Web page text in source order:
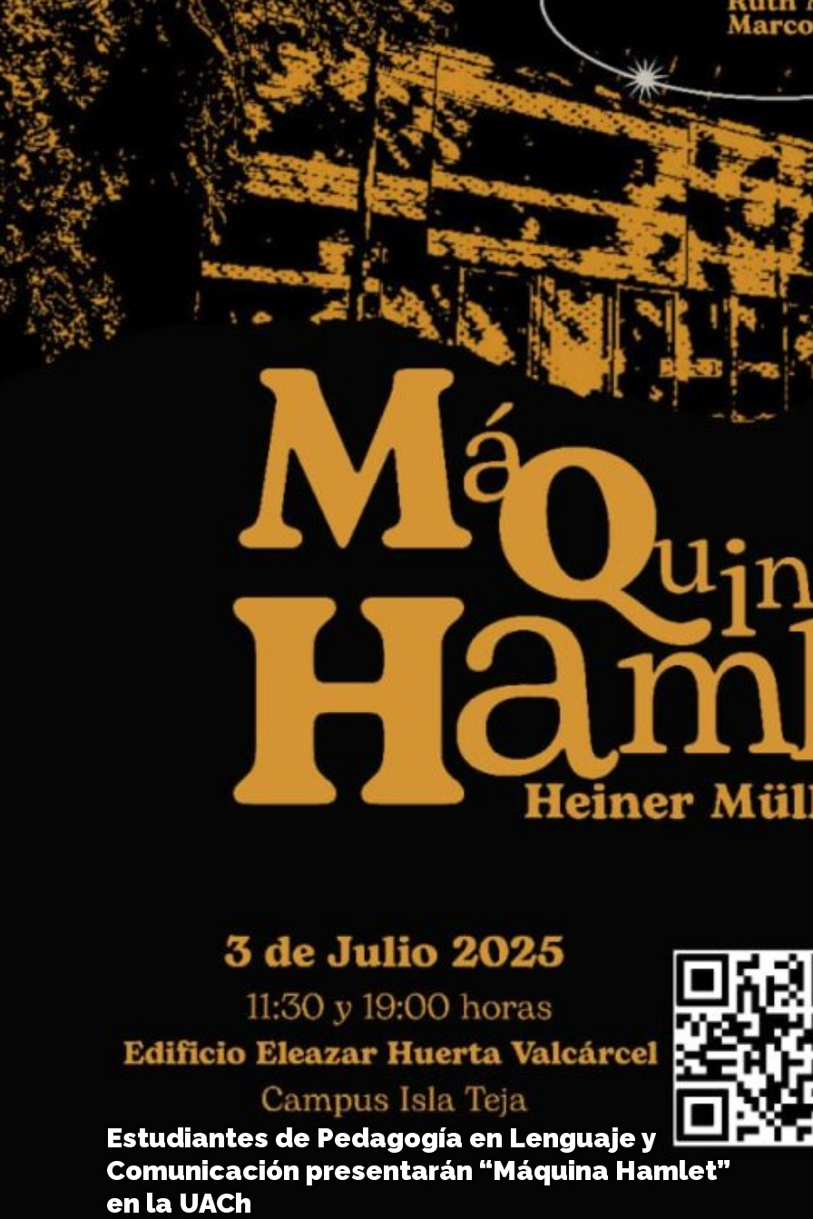
Estudiantes de Pedagogía en Lenguaje y
Comunicación presentarán “Máquina Hamlet”
en la UACh